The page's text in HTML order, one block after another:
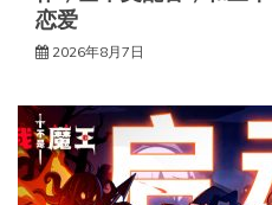
恋爱
2026年8月7日